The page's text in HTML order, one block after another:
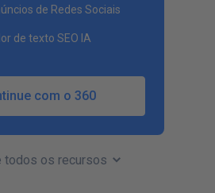
de Redes Sociais
de texto SEO IA
com o 360
todos os recursos